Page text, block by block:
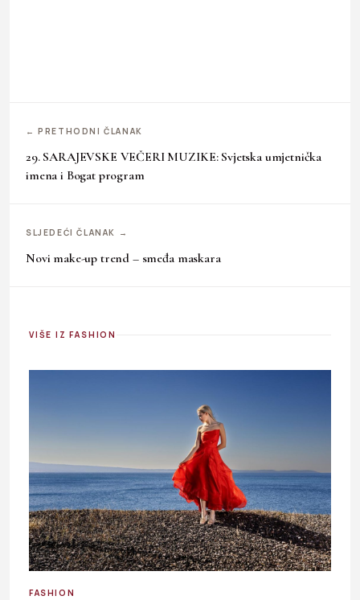
← PRETHODNI ČLANAK
29. SARAJEVSKE VEČERI MUZIKE: Svjetska umjetnička
imena i Bogat program
SLJEDEĆI ČLANAK →
Novi make-up trend – smeđa maskara
VIŠE IZ FASHION
FASHION